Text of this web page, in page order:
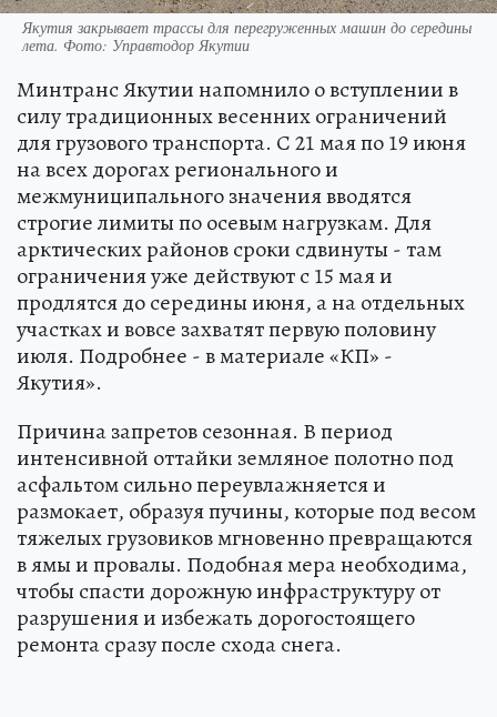
Якутия закрывает трассы для перегруженных машин до середины
лета. Фото: Управтодор Якутии
Минтранс Якутии напомнило о вступлении в
силу традиционных весенних ограничений
для грузового транспорта. С 21 мая по 19 июня
на всех дорогах регионального и
межмуниципального значения вводятся
строгие лимиты по осевым нагрузкам. Для
арктических районов сроки сдвинуты - там
ограничения уже действуют с 15 мая и
продлятся до середины июня, а на отдельных
участках и вовсе захватят первую половину
июля. Подробнее - в материале «КП» -
Якутия».
Причина запретов сезонная. В период
интенсивной оттайки земляное полотно под
асфальтом сильно переувлажняется и
размокает, образуя пучины, которые под весом
тяжелых грузовиков мгновенно превращаются
в ямы и провалы. Подобная мера необходима,
чтобы спасти дорожную инфраструктуру от
разрушения и избежать дорогостоящего
ремонта сразу после схода снега.